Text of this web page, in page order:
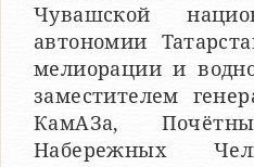
Чувашской
автономии
мелиорации и
заместителем
КамАЗа,
Набережных